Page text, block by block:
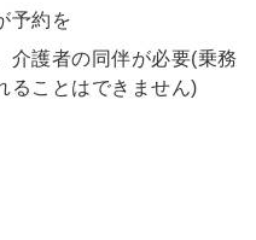
予約を
介護者の同伴が必要(乗務
ることはできません)